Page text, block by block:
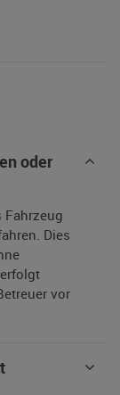
oder
Fahrzeug
Dies
vor